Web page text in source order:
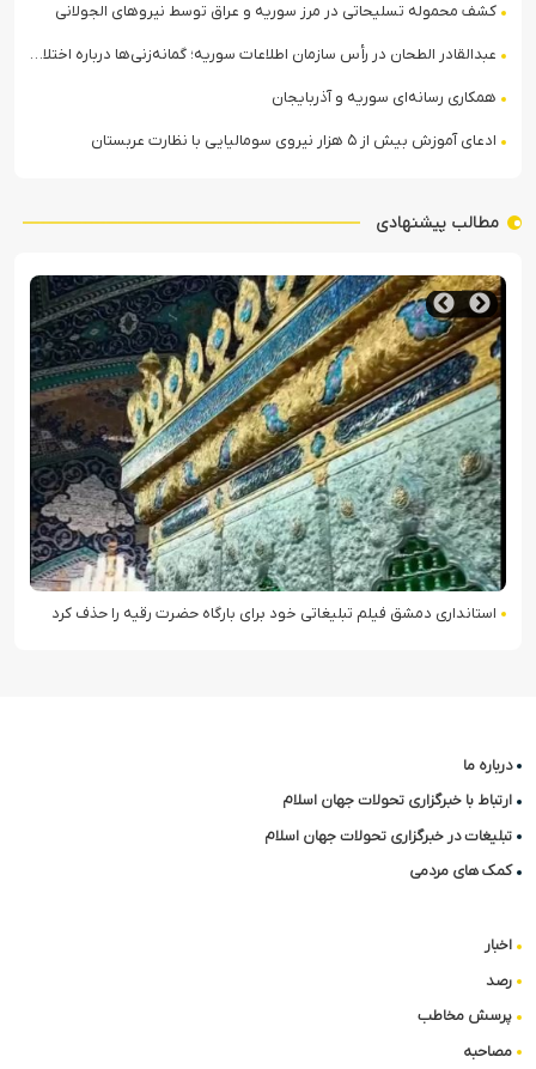
کشف محموله تسلیحاتی در مرز سوریه و عراق توسط نیروهای الجولانی
عبدالقادر الطحان در رأس سازمان اطلاعات سوریه؛ گمانه‌زنی‌ها درباره اختلافات در ساختار امنیتی
همکاری رسانه‌ای سوریه و آذربایجان
ادعای آموزش بیش از ۵ هزار نیروی سومالیایی با نظارت عربستان
مطالب پیشنهادی
استانداری دمشق فیلم تبلیغاتی خود برای بارگاه حضرت رقیه را حذف کرد
درباره ما
ارتباط با خبرگزاری تحولات جهان اسلام
تبلیغات در خبرگزاری تحولات جهان اسلام
کمک های مردمی
اخبار
رصد
پرسش مخاطب
مصاحبه